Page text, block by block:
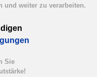
und weiter zu verarbeiten.
Sie